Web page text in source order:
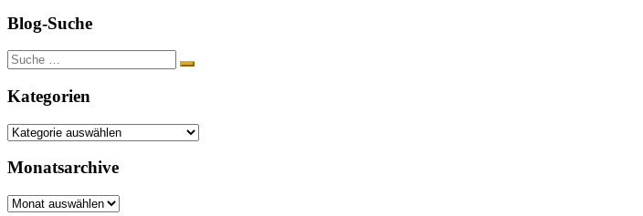
Blog-Suche
Suche
nach:
Kategorien
Kategorien
Monatsarchive
Monatsarchive